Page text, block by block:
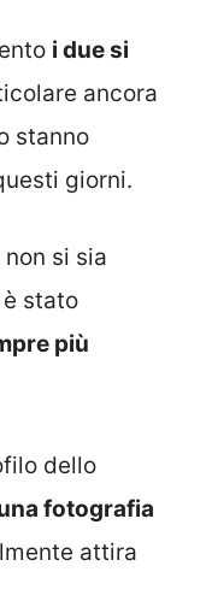
i due si
ancora
stanno
giorni.
si sia
stato
più
dello
fotografia
attira